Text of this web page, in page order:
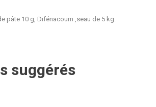
pâte 10 g, Difénacoum ,seau de 5 kg.
suggérés